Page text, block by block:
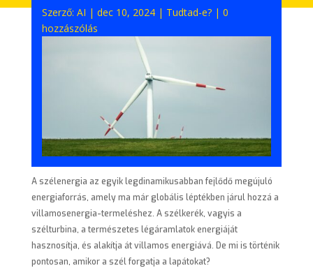
Szerző: AI | dec 10, 2024| Tudtad-e?| 0
hozzászólás
A szélenergia az egyik legdinamikusabban fejlődő megújuló
energiaforrás, amely ma már globális léptékben járul hozzá a
villamosenergia-termeléshez. A szélkerék, vagyis a
szélturbina, a természetes légáramlatok energiáját
hasznosítja, és alakítja át villamos energiává. De mi is történik
pontosan, amikor a szél forgatja a lapátokat?